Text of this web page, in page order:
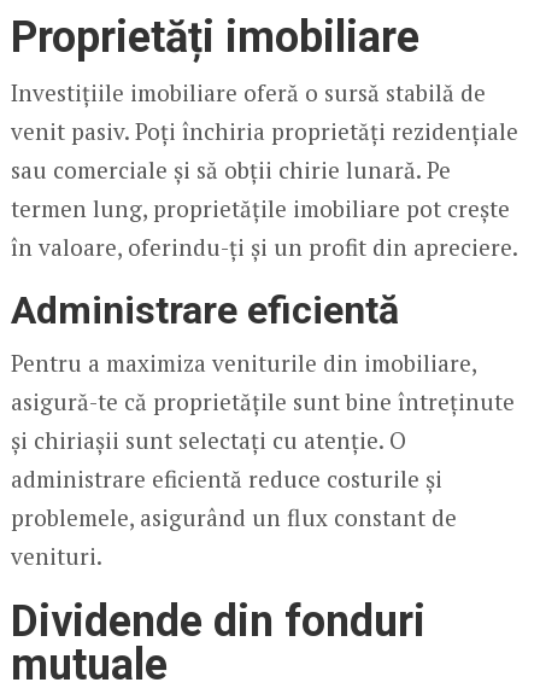
Proprietăți imobiliare
Investițiile imobiliare oferă o sursă stabilă de
venit pasiv. Poți închiria proprietăți rezidențiale
sau comerciale și să obții chirie lunară. Pe
termen lung, proprietățile imobiliare pot crește
în valoare, oferindu-ți și un profit din apreciere.
Administrare eficientă
Pentru a maximiza veniturile din imobiliare,
asigură-te că proprietățile sunt bine întreținute
și chiriașii sunt selectați cu atenție. O
administrare eficientă reduce costurile și
problemele, asigurând un flux constant de
venituri.
Dividende din fonduri
mutuale